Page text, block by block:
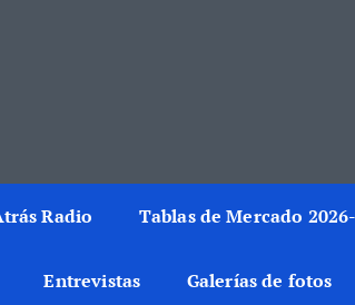
Radio Tablas de Mercado
Entrevistas Galerías de fotos